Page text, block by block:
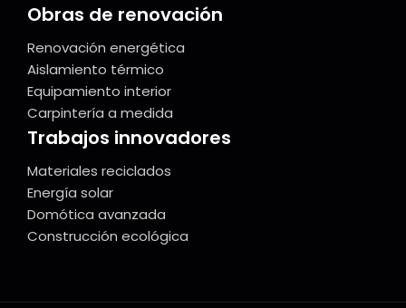
Obras de renovación
Renovación energética
Aislamiento térmico
Equipamiento interior
Carpintería a medida
Trabajos innovadores
Materiales reciclados
Energía solar
Domótica avanzada
Construcción ecológica